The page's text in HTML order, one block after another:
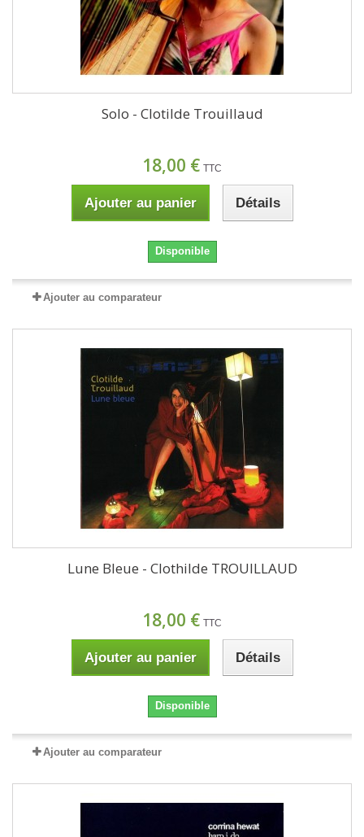
Solo - Clotilde Trouillaud
18,00 € TTC
Ajouter au panier Détails
Disponible
Ajouter au comparateur
Lune Bleue - Clothilde TROUILLAUD
18,00 € TTC
Ajouter au panier Détails
Disponible
Ajouter au comparateur